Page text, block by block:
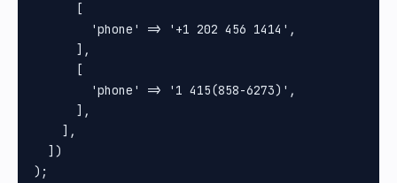
      [
        'phone' => '+1 202 456 1414',
      ],
      [
        'phone' => '1 415(858-6273)',
      ],
    ],
  ])
);